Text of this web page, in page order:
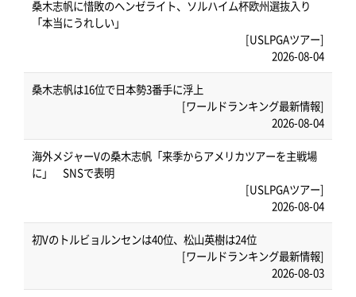
桑木志帆に惜敗のヘンゼライト、ソルハイム杯欧州選抜入り
「本当にうれしい」
[USLPGAツアー]
2026-08-04
桑木志帆は16位で日本勢3番手に浮上
[ワールドランキング最新情報]
2026-08-04
海外メジャーVの桑木志帆「来季からアメリカツアーを主戦場
に」 SNSで表明
[USLPGAツアー]
2026-08-04
初Vのトルビョルンセンは40位、松山英樹は24位
[ワールドランキング最新情報]
2026-08-03